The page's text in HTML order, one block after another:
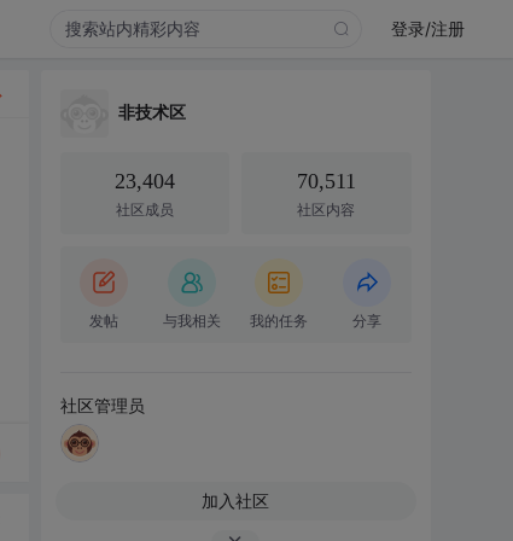
登录/注册
非技术区
23,404
社区成员
70,511
社区内容
发帖 与我相关 我的任务 分享
社区管理员
加入社区